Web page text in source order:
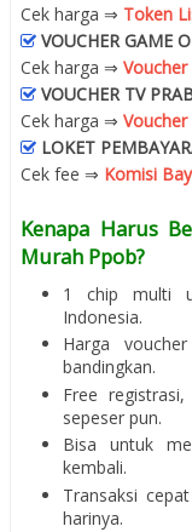
Cek harga ⇒ Token
VOUCHER GAME
Cek harga ⇒
VOUCHER TV
Cek harga ⇒
LOKET
Cek fee ⇒ Komisi
Kenapa Harus
Murah Ppob?
1 chip multi
Indonesia.
Harga
bandingkan.
Free
sepeser pun.
Bisa untuk
kembali.
Transaksi
harinya.